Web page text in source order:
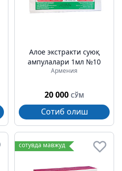
Алое экстракти суюқ
ампулалари 1мл №10
Армения
20 000 СЎМ
Сотиб олиш
сотувда мавжуд